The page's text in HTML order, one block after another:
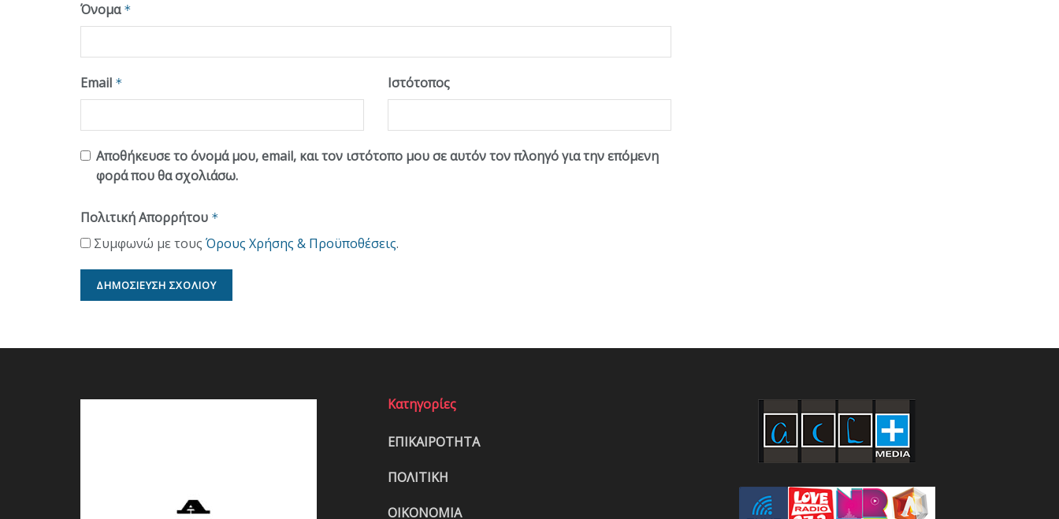
Όνομα *
Email * Ιστότοπος
Αποθήκευσε το όνομά μου, email, και τον ιστότοπο μου σε αυτόν τον πλοηγό για την επόμενη
φορά που θα σχολιάσω.
Πολιτική Απορρήτου *
Συμφωνώ με τους Όρους Χρήσης & Προϋποθέσεις.
Κατηγορίες
ΕΠΙΚΑΙΡΟΤΗΤΑ
ΠΟΛΙΤΙΚΗ
ΟΙΚΟΝΟΜΙΑ